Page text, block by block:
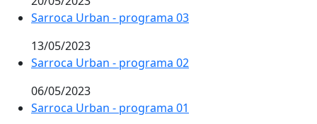
Sarroca Urban - programa 03
13/05/2023
Sarroca Urban - programa 02
06/05/2023
Sarroca Urban - programa 01